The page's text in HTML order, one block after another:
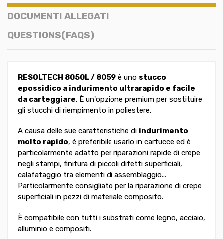
DOCUMENTI ALLEGATI
QUESTIONS(FAQS)
RESOLTECH 8050L / 8059 è uno stucco
epossidico a indurimento ultrarapido e facile
da carteggiare. È un'opzione premium per sostituire
gli stucchi di riempimento in poliestere.
A causa delle sue caratteristiche di indurimento
molto rapido, è preferibile usarlo in cartucce ed è
particolarmente adatto per riparazioni rapide di crepe
negli stampi, finitura di piccoli difetti superficiali,
calafataggio tra elementi di assemblaggio...
Particolarmente consigliato per la riparazione di crepe
superficiali in pezzi di materiale composito.
È compatibile con tutti i substrati come legno, acciaio,
alluminio e compositi.